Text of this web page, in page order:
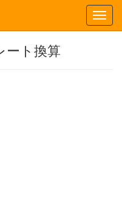
ート換算